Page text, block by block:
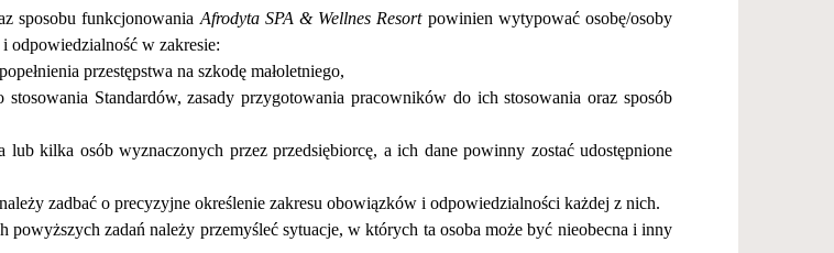
sposobu funkcjonowania Afrodyta SPA & Wellnes Resortpowinien wytypowaćosobę/osoby
odpowiedzialność w zakresie:
łnienia przestępstwa na szkodę małoletniego,
Standardów, zasady przygotowania pracowników do ich stosowania oraz sposób
lub kilka osób wyznaczonych przez przedsiębiorcę, a ich dane powinny zostaćudostępnione
ży zadbać o precyzyjne określenie zakresu obowiązków i odpowiedzialności każdej z nich.
powyższych zadańnależy przemyśleć sytuacje, w których ta osoba może być nieobecna i inny